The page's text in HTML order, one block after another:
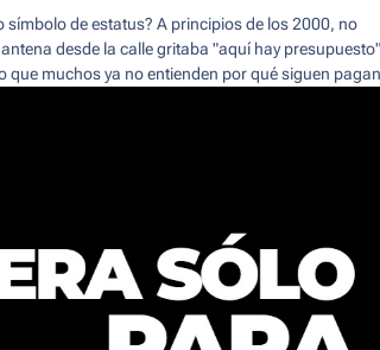
de estatus? A principios de los 2000, no
desde la calle gritaba "aquí hay
que muchos ya no entienden por qué siguen